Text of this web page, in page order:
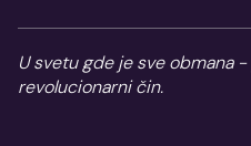
U svetu gde je sve obmana
revolucionarni čin.